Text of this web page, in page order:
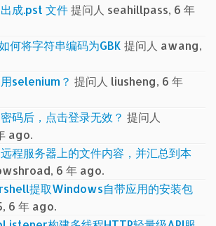
成.pst 文件提问人 seahillpass, 6 年
将字符串编码为GBK 提问人 awang,
selenium？ 提问人 liusheng, 6 年
码后，点击登录无效？ 提问人
ago.
程服务器上的文件内容，并汇总到本
6 年 ago.
提取Windows自带应用的安装包
6 年 ago.